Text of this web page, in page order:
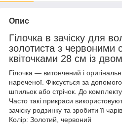
Опис
Гілочка в зачіску для
золотиста з червоними
квіточками 28 см із
Гілочка — витончений і
нареченої. Фіксується за
шпильок або стрічок. До
Часто такі прикраси
зачіску родзинку та зробити її
Колір: Золотий, червоний